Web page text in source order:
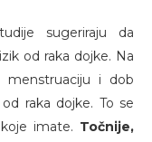
sugeriraju da
od raka dojke. Na
i dob
raka dojke. To se
imate. Točnije,